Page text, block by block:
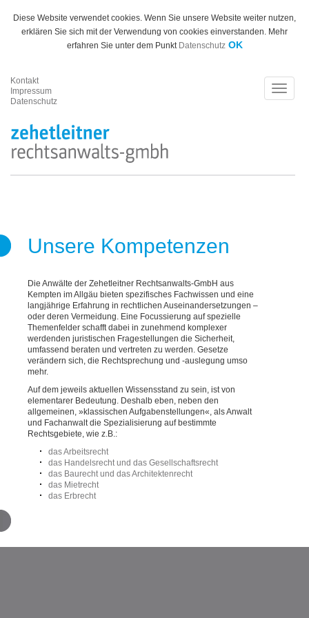
Diese Website verwendet cookies. Wenn Sie unsere Website weiter nutzen,
erklären Sie sich mit der Verwendung von cookies einverstanden. Mehr
erfahren Sie unter dem Punkt Datenschutz OK
Kontakt
Impressum
Datenschutz
Toggle
Unsere Kompetenzen
Die Anwälte der Zehetleitner Rechtsanwalts-GmbH aus
Kempten im Allgäu bieten spezifisches Fachwissen und eine
langjährige Erfahrung in rechtlichen Auseinandersetzungen –
oder deren Vermeidung. Eine Focussierung auf spezielle
Themenfelder schafft dabei in zunehmend komplexer
werdenden juristischen Fragestellungen die Sicherheit,
umfassend beraten und vertreten zu werden. Gesetze
verändern sich, die Rechtsprechung und -auslegung umso
mehr.
Auf dem jeweils aktuellen Wissensstand zu sein, ist von
elementarer Bedeutung. Deshalb eben, neben den
allgemeinen, »klassischen Aufgabenstellungen«, als Anwalt
und Fachanwalt die Spezialisierung auf bestimmte
Rechtsgebiete, wie z.B.:
das Arbeitsrecht
das Handelsrecht und das Gesellschaftsrecht
das Baurecht und das Architektenrecht
das Mietrecht
das Erbrecht